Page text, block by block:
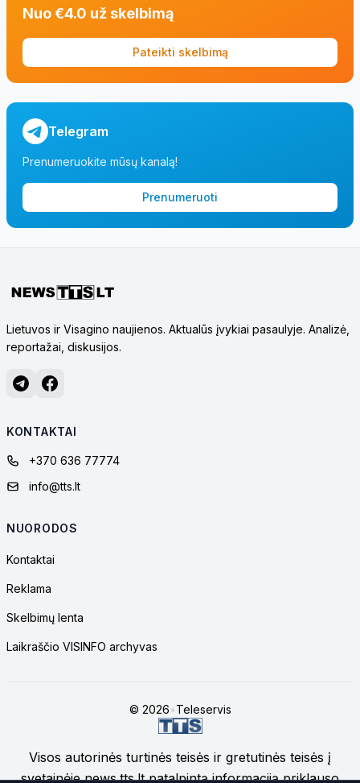
Nuo €4.0 už skelbimą
Pateikti skelbimą
Telegram
Prenumeruokite mūsų kanalą!
Prenumeruoti
Lietuvos ir Visagino naujienos. Aktualūs įvykiai pasaulyje. Analizė,
reportažai, diskusijos.
KONTAKTAI
+370 636 77774
info@tts.lt
NUORODOS
Kontaktai
Reklama
Skelbimų lenta
Laikraščio VISINFO archyvas
© 2026•Teleservis
Visos autorinės turtinės teisės ir gretutinės teisės į
svetainėje news.tts.lt patalpintą informaciją priklauso